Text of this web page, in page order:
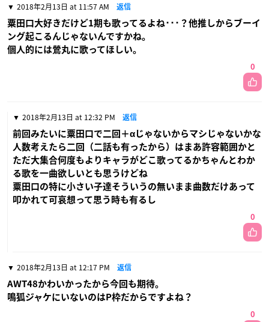
2018年2月13日 at 11:57 AM 返信
粟田口大好きだけど1期も歌ってるよね･･･？他推しからブーイ
ング起こるんじゃないんですかね。
個人的には鶯丸に歌ってほしい。
0
2018年2月13日 at 12:32 PM 返信
前回みたいに粟田口で二回＋αじゃないからマシじゃないかな
人数考えたら二回（二話も有ったから）はまあ許容範囲かと
ただ大集合何度もよりキャラがどこ歌ってるかちゃんとわか
る歌を一曲欲しいとも思うけどね
粟田口の特に小さい子達そういうの無いまま曲数だけあって
叩かれて可哀想って思う時も有るし
0
2018年2月13日 at 12:17 PM 返信
AWT48かわいかったから今回も期待。
鳴狐ジャケにいないのはP枠だからですよね？
0